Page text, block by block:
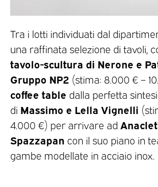
Tra i lotti individuati dal
una raffinata selezione di tavoli,
tavolo-scultura di Nerone e
Gruppo NP2 (stima: 8.000 € –
coffee table dalla perfetta
di Massimo e Lella Vignelli
4.000 €) per arrivare ad
Spazzapan con il suo piano in
gambe modellate in acciaio inox.